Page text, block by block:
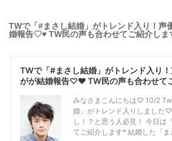
TWで「#まさし結婚」がトレンド入り！声
婚報告♡♥ TW民の声も合わせてご紹介しま